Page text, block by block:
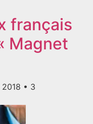
français
Magnet
3